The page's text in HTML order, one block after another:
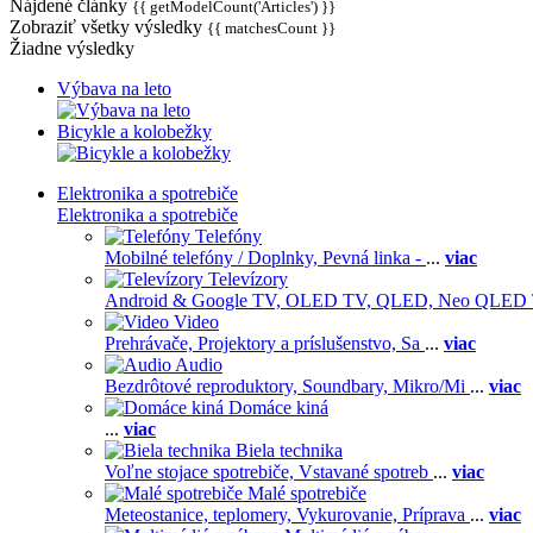
Nájdené články {{ getModelCount('Articles') }}
Zobraziť všetky výsledky {{ matchesCount }}
Žiadne výsledky
Výbava na leto
Bicykle a kolobežky
Elektronika a spotrebiče
Elektronika a spotrebiče
Telefóny
Mobilné telefóny / Doplnky, Pevná linka - ... viac
Televízory
Android & Google TV, OLED TV, QLED, Neo QLED
Video
Prehrávače, Projektory a príslušenstvo, Sa ... viac
Audio
Bezdrôtové reproduktory, Soundbary, Mikro/Mi ... viac
Domáce kiná
... viac
Biela technika
Voľne stojace spotrebiče, Vstavané spotreb ... viac
Malé spotrebiče
Meteostanice, teplomery, Vykurovanie, Príprava ... viac